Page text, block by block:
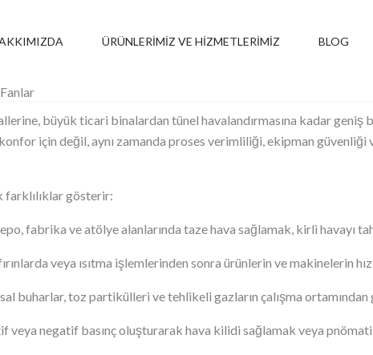
ÜRÜNLERIMIZ VE HIZMETLERIMIZ BLOG
Fanlar
büyük ticari binalardan tünel havalandırmasına kadar
için değil, aynı zamanda proses verimliliği, ekipman güvenliği
farklılıklar gösterir:
fabrika ve atölye alanlarında taze hava sağlamak, kirli havayı
veya ısıtma işlemlerinden sonra ürünlerin ve makinelerin
buharlar, toz partikülleri ve tehlikeli gazların çalışma ortamından
negatif basınç oluşturarak hava kilidi sağlamak veya